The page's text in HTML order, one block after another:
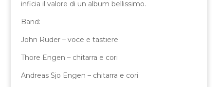
inficia il valore di un album bellissimo.
Band:
John Ruder – voce e tastiere
Thore Engen – chitarra e cori
Andreas Sjo Engen – chitarra e cori